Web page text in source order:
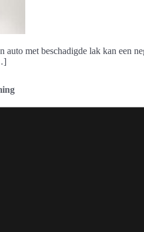
met beschadigde lak kan een